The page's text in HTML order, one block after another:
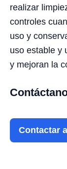
realizar
controles
uso y
uso estable y
y mejoran la
Contactar